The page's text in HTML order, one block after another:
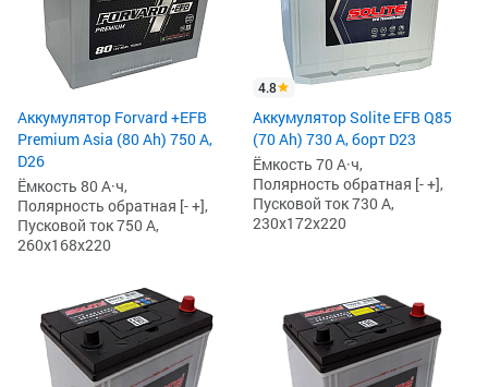
Аккумулятор Forvard +EFB
Premium Asia (80 Ah) 750 А,
D26
Ёмкость 80 А·ч,
Полярность обратная [- +],
Пусковой ток 750 А,
260x168x220
4.8
Аккумулятор Solite EFB Q85
(70 Ah) 730 А, борт D23
Ёмкость 70 А·ч,
Полярность обратная [- +],
Пусковой ток 730 А,
230x172x220